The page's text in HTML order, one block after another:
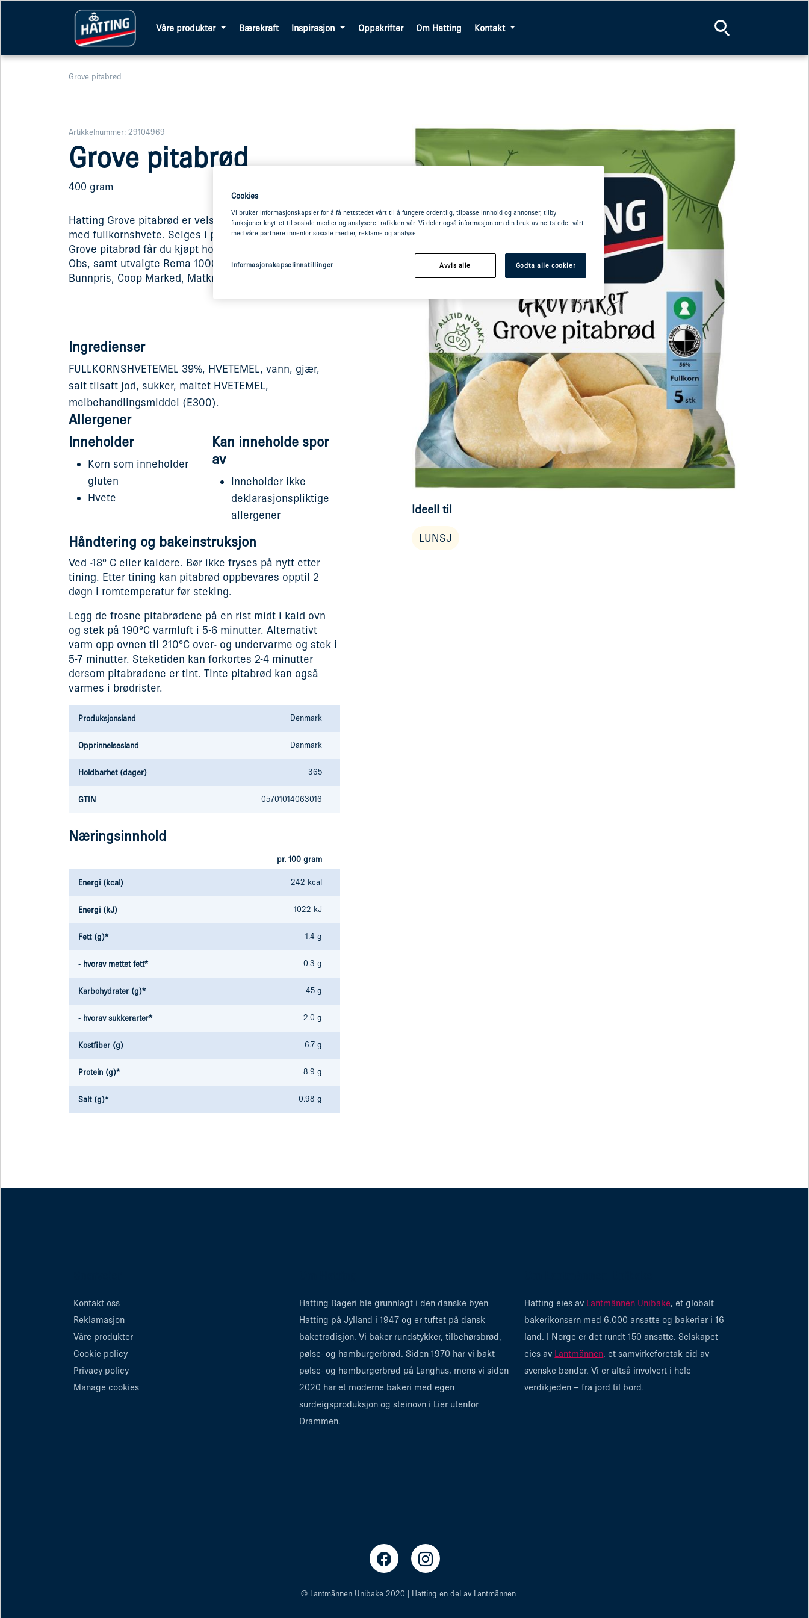
Våre produkter Bærekraft Inspirasjon Oppskrifter Om Hatting Kontakt
Grove pitabrød
Artikkelnummer: 29104969
Grove pitabrød
400 gram
Hatting Grove pitabrød er velsmakende pitabrød bakt
med fullkornshvete. Selges i pakning: 5 stk à 80 gram.
Grove pitabrød får du kjøpt hos Meny, Mega, Extra og
Obs, samt utvalgte Rema 1000, Joker, Kiwi, Spar,
Bunnpris, Coop Marked, Matkroken og Prix.
Ingredienser
FULLKORNSHVETEMEL 39%, HVETEMEL, vann, gjær,
salt tilsatt jod, sukker, maltet HVETEMEL,
melbehandlingsmiddel (E300).
Allergener
Inneholder
Korn som inneholder
gluten
Hvete
Kan inneholde spor
av
Inneholder ikke
deklarasjonspliktige
allergener
Håndtering og bakeinstruksjon
Ved -18° C eller kaldere. Bør ikke fryses på nytt etter
tining. Etter tining kan pitabrød oppbevares opptil 2
døgn i romtemperatur før steking.
Legg de frosne pitabrødene på en rist midt i kald ovn
og stek på 190°C varmluft i 5-6 minutter. Alternativt
varm opp ovnen til 210°C over- og undervarme og stek i
5-7 minutter. Steketiden kan forkortes 2-4 minutter
dersom pitabrødene er tint. Tinte pitabrød kan også
varmes i brødrister.
Produksjonsland Denmark
Opprinnelsesland Danmark
Holdbarhet (dager) 365
GTIN 05701014063016
Næringsinnhold
pr. 100 gram
Energi (kcal) 242 kcal
Energi (kJ) 1022 kJ
Fett (g)* 1.4 g
- hvorav mettet fett* 0.3 g
Karbohydrater (g)* 45 g
- hvorav sukkerarter* 2.0 g
Kostfiber (g) 6.7 g
Protein (g)* 8.9 g
Salt (g)* 0.98 g
Ideell til
LUNSJ
Kontakt oss
Reklamasjon
Våre produkter
Cookie policy
Privacy policy
Manage cookies
Hatting Bageri ble grunnlagt i den danske byen
Hatting på Jylland i 1947 og er tuftet på dansk
baketradisjon. Vi baker rundstykker, tilbehørsbrød,
pølse- og hamburgerbrød. Siden 1970 har vi bakt
pølse- og hamburgerbrød på Langhus, mens vi siden
2020 har et moderne bakeri med egen
surdeigsproduksjon og steinovn i Lier utenfor
Drammen.
Hatting eies av Lantmännen Unibake, et globalt
bakerikonsern med 6.000 ansatte og bakerier i 16
land. I Norge er det rundt 150 ansatte. Selskapet
eies av Lantmännen, et samvirkeforetak eid av
svenske bønder. Vi er altså involvert i hele
verdikjeden – fra jord til bord.
© Lantmännen Unibake 2020 | Hatting en del av Lantmännen
Cookies
Vi bruker informasjonskapsler for å få nettstedet vårt til å fungere ordentlig, tilpasse innhold og annonser, tilby
funksjoner knyttet til sosiale medier og analysere trafikken vår. Vi deler også informasjon om din bruk av nettstedet vårt
med våre partnere innenfor sosiale medier, reklame og analyse.
Informasjonskapselinnstillinger Avvis alle Godta alle cookier